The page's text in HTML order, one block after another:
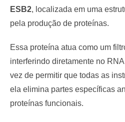
ESB2, localizada em uma
pela produção de proteínas.
Essa proteína atua como um
interferindo diretamente no
vez de permitir que todas as
ela elimina partes específicas
proteínas funcionais.